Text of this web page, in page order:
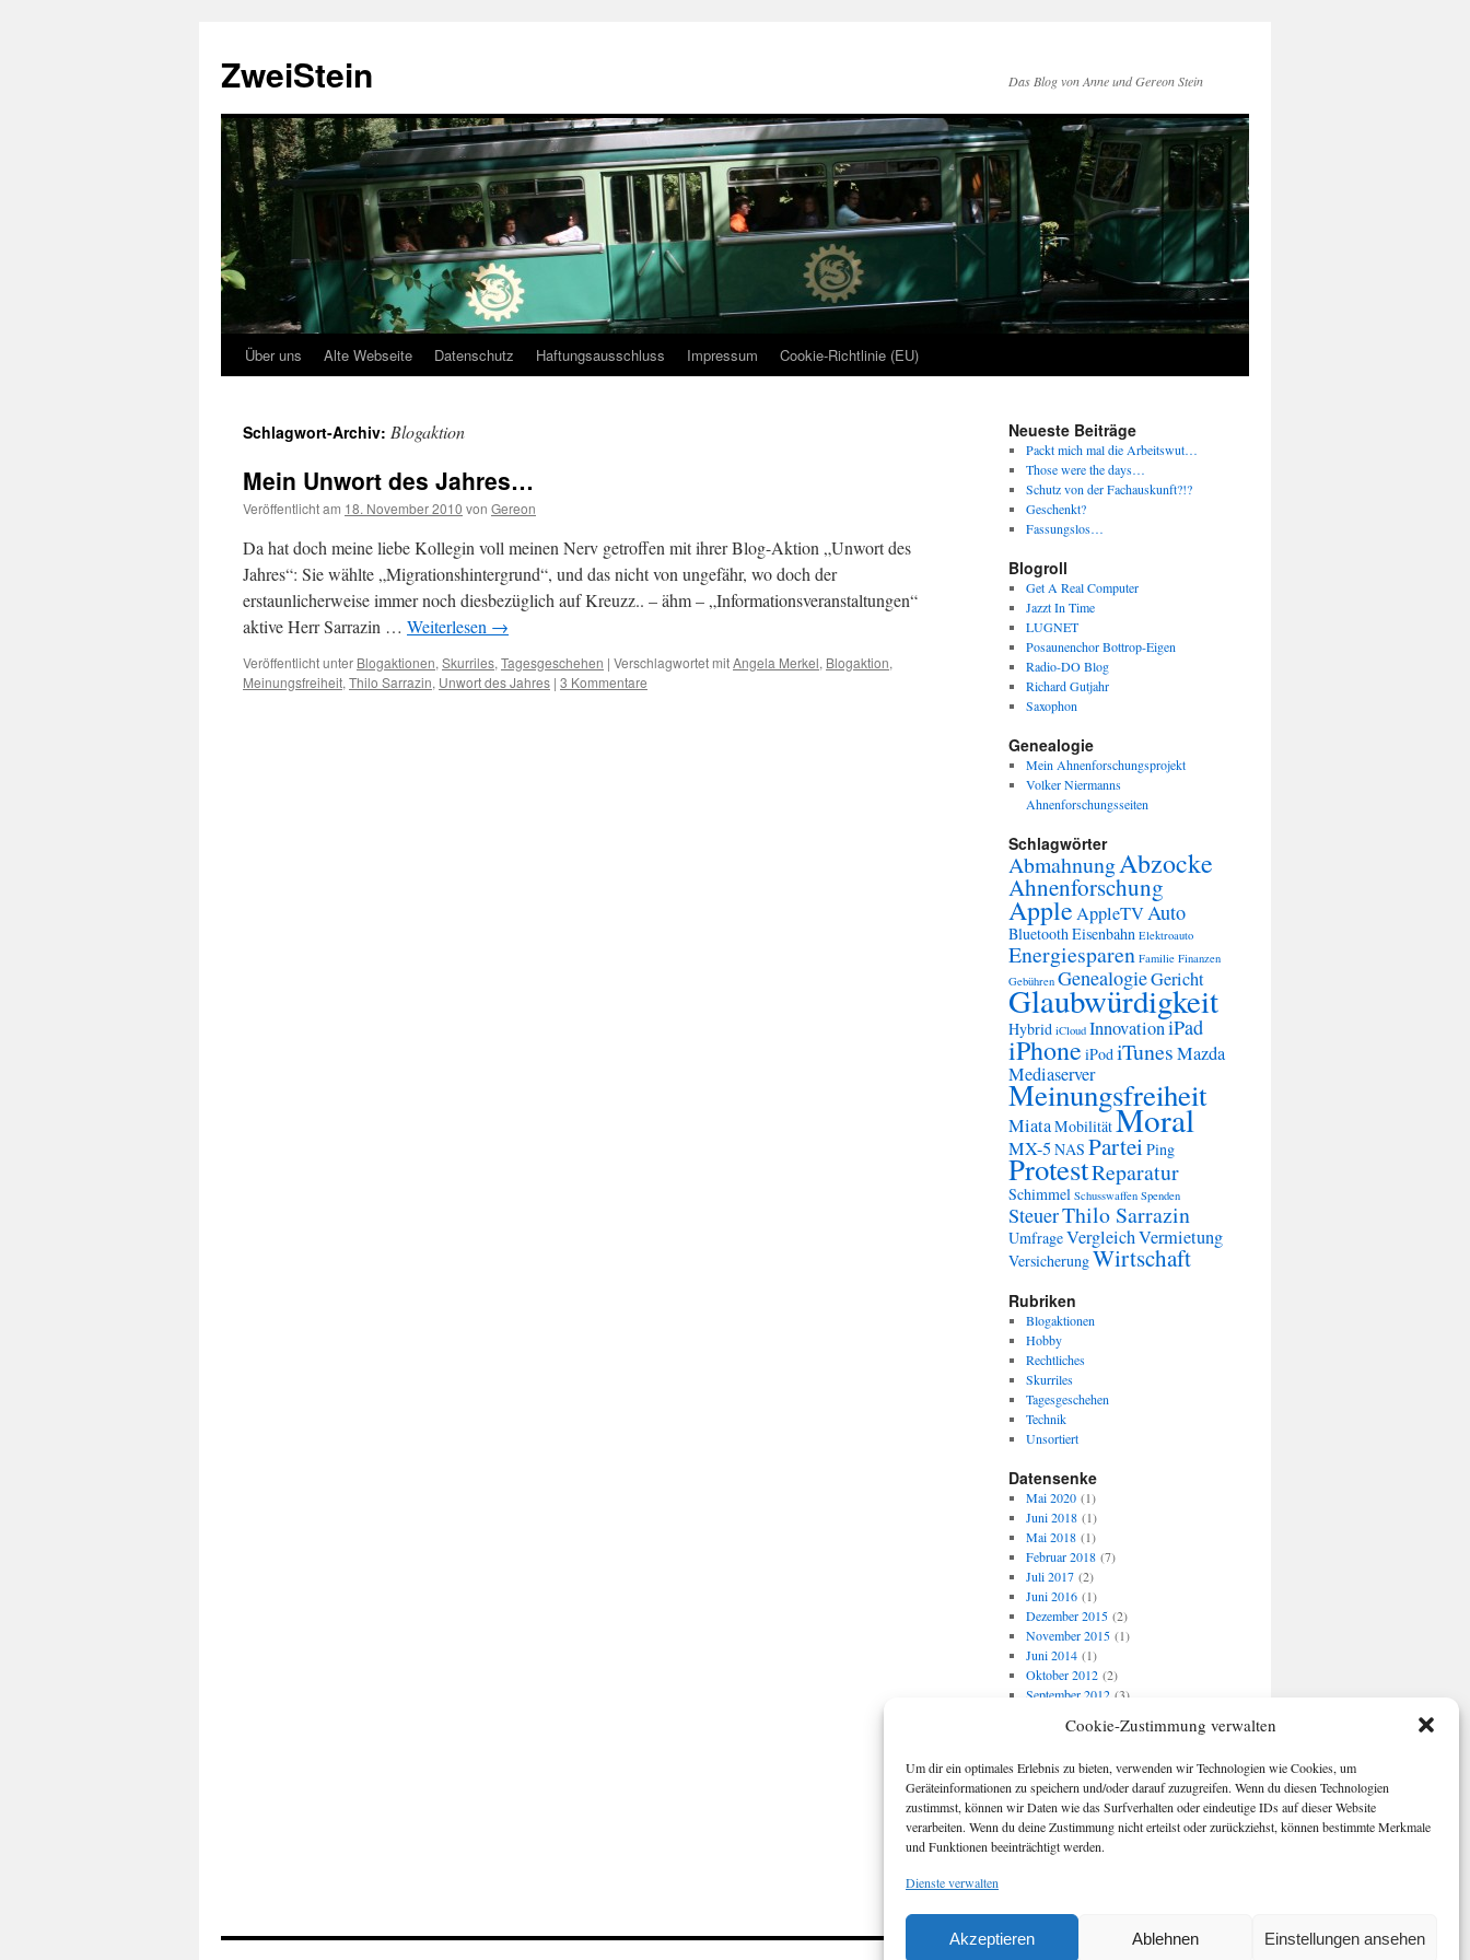
Cookie-Zustimmung verwalten
Um dir ein optimales Erlebnis zu bieten, verwenden wir Technologien wie Cookies, um
Geräteinformationen zu speichern und/oder darauf zuzugreifen. Wenn du diesen Technologien
zustimmst, können wir Daten wie das Surfverhalten oder eindeutige IDs auf dieser Website
verarbeiten. Wenn du deine Zustimmung nicht erteilst oder zurückziehst, können bestimmte Merkmale
und Funktionen beeinträchtigt werden.
Dienste verwalten
Akzeptieren Ablehnen Einstellungen ansehen
springen
ZweiStein Das Blog von Anne und Gereon Stein
Über uns Alte Webseite Datenschutz Haftungsausschluss Impressum Cookie-Richtlinie (EU)
Schlagwort-Archiv: Blogaktion
Mein Unwort des Jahres…
Veröffentlicht am 18. November 2010 von Gereon
Da hat doch meine liebe Kollegin voll meinen Nerv getroffen mit ihrer Blog-Aktion „Unwort des
Jahres“: Sie wählte „Migrationshintergrund“, und das nicht von ungefähr, wo doch der
erstaunlicherweise immer noch diesbezüglich auf Kreuzz.. – ähm – „Informationsveranstaltungen“
aktive Herr Sarrazin … Weiterlesen →
Veröffentlicht unter Blogaktionen, Skurriles, Tagesgeschehen | Verschlagwortet mitAngela Merkel, Blogaktion,
Meinungsfreiheit, Thilo Sarrazin, Unwort des Jahres | 3 Kommentare
Neueste Beiträge
Packt mich mal die Arbeitswut…
Those were the days…
Schutz von der Fachauskunft?!?
Geschenkt?
Fassungslos…
Blogroll
Get A Real Computer
Jazzt In Time
LUGNET
Posaunenchor Bottrop-Eigen
Radio-DO Blog
Richard Gutjahr
Saxophon
Genealogie
Mein Ahnenforschungsprojekt
Volker Niermanns
Ahnenforschungsseiten
Schlagwörter
AbmahnungAbzocke
Ahnenforschung
AppleAppleTVAuto
BluetoothEisenbahn Elektroauto
Energiesparen Familie Finanzen
Gebühren GenealogieGericht
Glaubwürdigkeit
Hybrid iCloud InnovationiPad
iPhone iPodiTunesMazda
Mediaserver
Meinungsfreiheit
MiataMobilitätMoral
MX-5 NAS ParteiPing
ProtestReparatur
Schimmel Schusswaffen Spenden
SteuerThilo Sarrazin
UmfrageVergleichVermietung
VersicherungWirtschaft
Rubriken
Blogaktionen
Hobby
Rechtliches
Skurriles
Tagesgeschehen
Technik
Unsortiert
Datensenke
Mai 2020(1)
Juni 2018(1)
Mai 2018(1)
Februar 2018(7)
Juli 2017(2)
Juni 2016(1)
Dezember 2015(2)
November 2015(1)
Juni 2014(1)
Oktober 2012(2)
September 2012 (3)
Mai 2011(2)
März 2011(1)
Februar 2011(1)
Januar 2011(1)
Dezember 2010(2)
November 2010
August 2010